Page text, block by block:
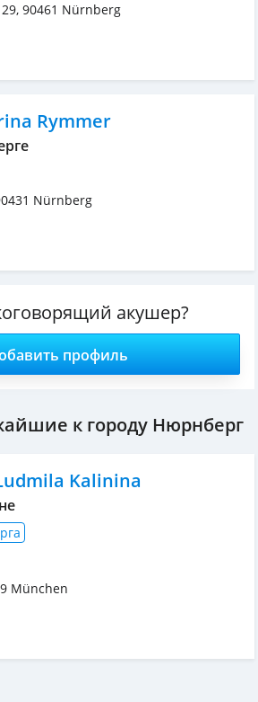
, 90461 Nürnberg
Rymmer
Nürnberg
акушер?
профиль
к городу Нюрнберг
Kalinina
München